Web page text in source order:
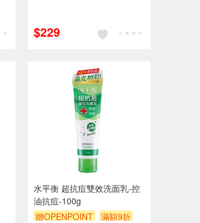
$229
水平衡 超抗痘雙效洗面乳-控
油抗痘-100g
贈OPENPOINT
滿額9折